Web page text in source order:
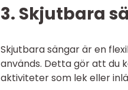
3. Skjutbara
Skjutbara sängar är en
används. Detta gör att du
aktiviteter som lek eller